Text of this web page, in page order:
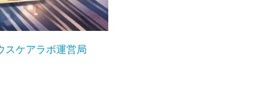
スケアラボ運営局